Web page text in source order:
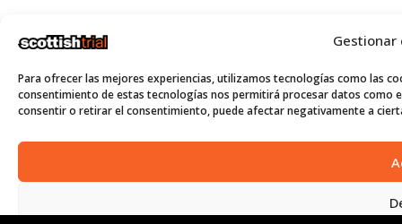
Para ofrecer las mejores experiencias, utilizamos tecnologías como las
consentimiento de estas tecnologías nos permitirá procesar datos como
consentir o retirar el consentimiento, puede afectar negativamente a